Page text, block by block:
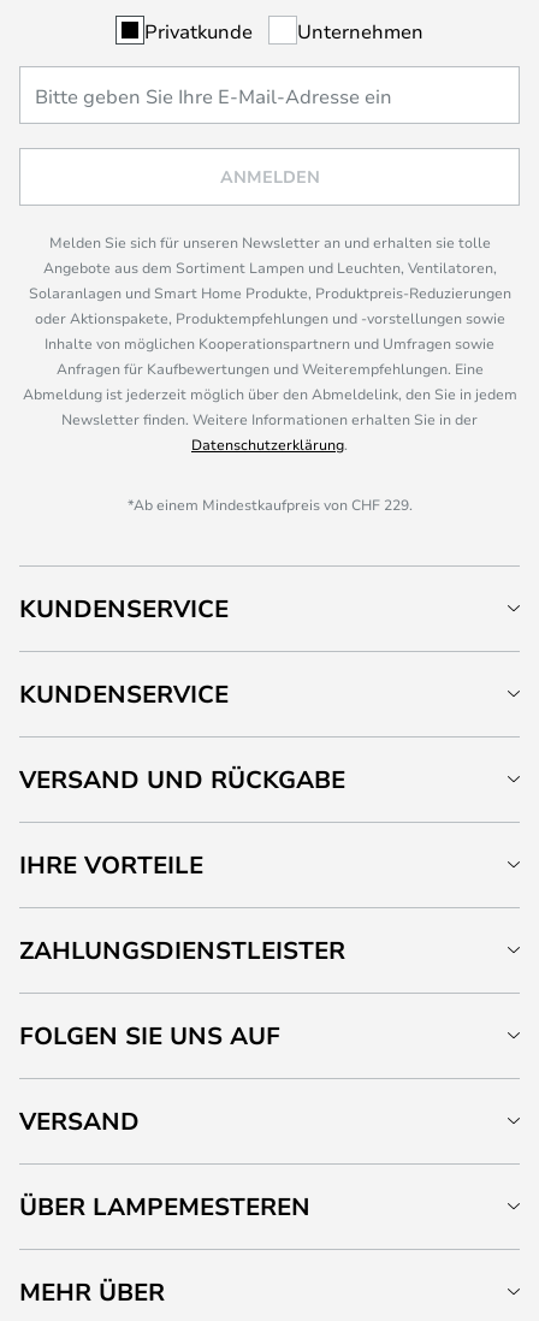
Privatkunde Unternehmen
ANMELDEN
Melden Sie sich für unseren Newsletter an und erhalten sie tolle
Angebote aus dem Sortiment Lampen und Leuchten, Ventilatoren,
Solaranlagen und Smart Home Produkte, Produktpreis-Reduzierungen
oder Aktionspakete, Produktempfehlungen und -vorstellungen sowie
Inhalte von möglichen Kooperationspartnern und Umfragen sowie
Anfragen für Kaufbewertungen und Weiterempfehlungen. Eine
Abmeldung ist jederzeit möglich über den Abmeldelink, den Sie in jedem
Newsletter finden. Weitere Informationen erhalten Sie in der
Datenschutzerklärung.
*Ab einem Mindestkaufpreis von CHF 229.
KUNDENSERVICE
KUNDENSERVICE
VERSAND UND RÜCKGABE
IHRE VORTEILE
ZAHLUNGSDIENSTLEISTER
FOLGEN SIE UNS AUF
VERSAND
ÜBER LAMPEMESTEREN
MEHR ÜBER